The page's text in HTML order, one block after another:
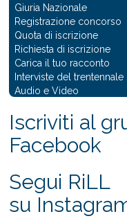
Giuria Nazionale
Registrazione concorso
Quota di iscrizione
Richiesta di iscrizione
Carica il tuo racconto
Interviste del trentennale
Audio e Video
Iscriviti al
Facebook
Segui RiLL
su